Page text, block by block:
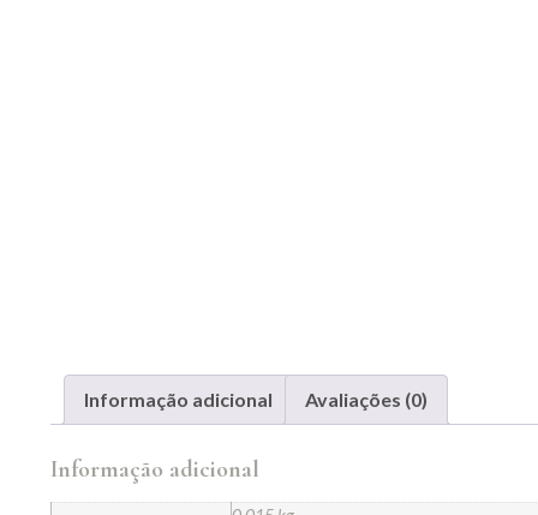
Informação adicional Avaliações (0)
Informação adicional